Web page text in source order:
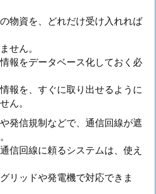
物資を、どれだけ受け入れれば
せん。
報をデータベース化しておく必
報を、すぐに取り出せるように
ん。
発信規制などで、通信回線が遮
信回線に頼るシステムは、使え
リッドや発電機で対応できま